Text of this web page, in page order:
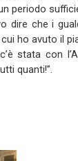
periodo
dire che i
ho avuto il
stata con
quanti!”.